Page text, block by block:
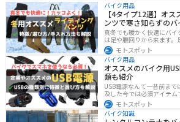
バイク用品
【4タイプ12選】オ
ンツで寒さ知らずの
真冬でも暖かく快適にバ
は足や腰回りから来ます
ることで、体全体の寒さ
を楽しむことができます
に真冬でも使えるライディ
す！
モトスポット
バイク用品
オススメのバイク用
類も紹介
USB電源なんて一昔前ま
及した今では必須アイテ
けたいグッズです。この記
源の種類や選び方、オス
ので、ぜひ参考にしてくだ
モトスポット
バイク知識